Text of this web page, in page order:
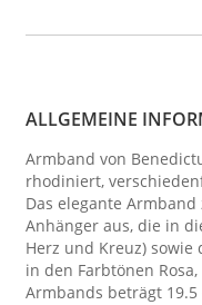
ALLGEMEINE
Armband von
rhodiniert,
Das elegante
Anhänger aus, die in
Herz und Kreuz)
in den Farbtönen
Armbands beträgt